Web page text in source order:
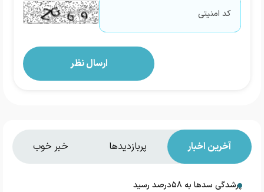
آخرین اخبار پربازدیدها خبر خوب
پرشدگی سدها به ۵۸درصد رسید